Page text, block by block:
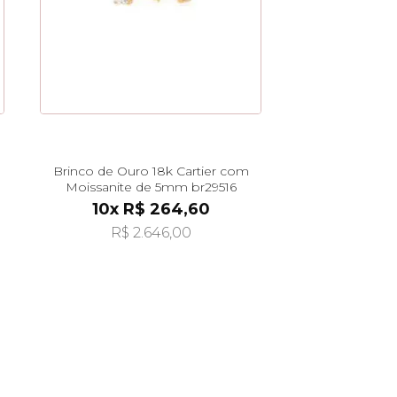
Brinco de Ouro 18k Cartier com
Moissanite de 5mm br29516
10x R$ 264,60
R$ 2.646,00